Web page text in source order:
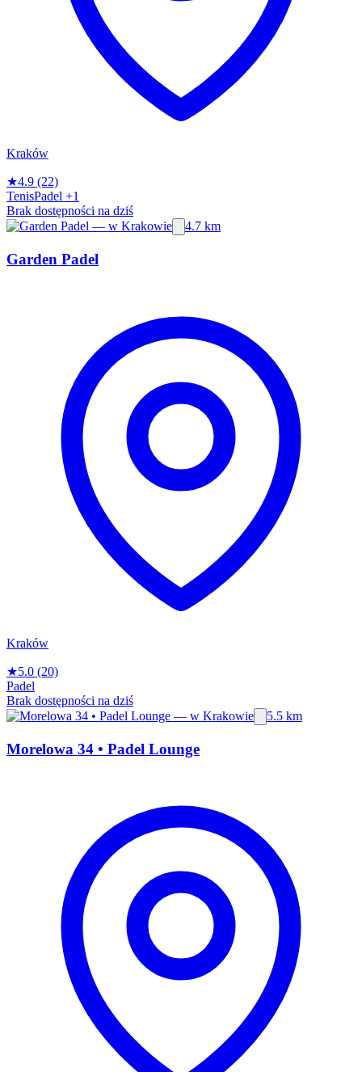
Kraków
★4.9 (22)
TenisPadel +1
Brak dostępności na dziś
4.7 km
Garden Padel
Kraków
★5.0 (20)
Padel
Brak dostępności na dziś
5.5 km
Morelowa 34 • Padel Lounge